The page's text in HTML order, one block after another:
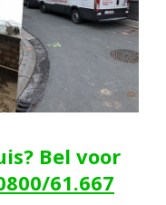
Bel voor
61.667